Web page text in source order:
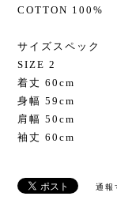
COTTON 100%
サイズスペック
SIZE 2
着丈 60cm
身幅 59cm
肩幅 50cm
袖丈 60cm
通報